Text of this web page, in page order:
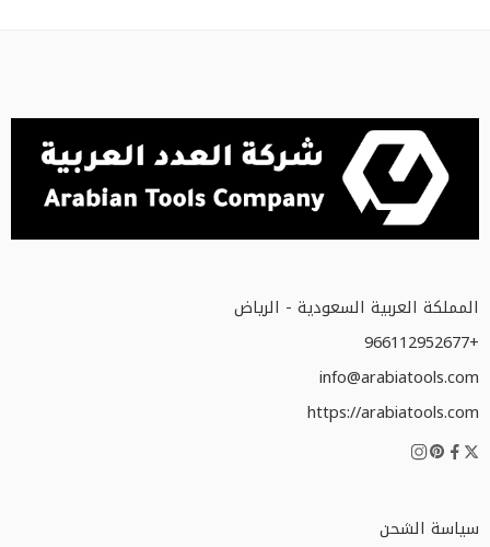
المملكة العربية السعودية - الرياض
+966112952677
info@arabiatools.com
https://arabiatools.com
سياسة الشحن